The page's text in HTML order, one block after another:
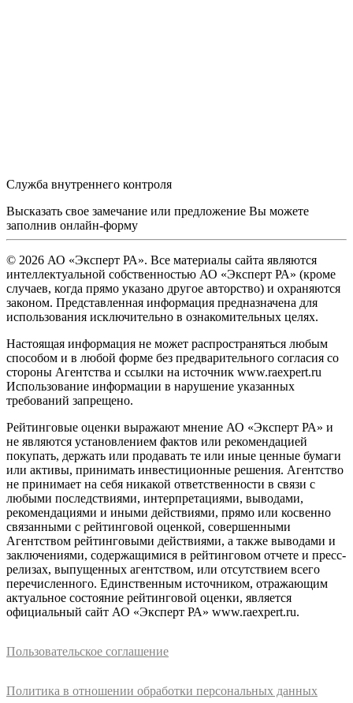
Служба внутреннего контроля
Высказать свое замечание или предложение Вы можете
заполнив онлайн-форму
© 2026 АО «Эксперт РА». Все материалы сайта являются
интеллектуальной собственностью АО «Эксперт РА» (кроме
случаев, когда прямо указано другое авторство) и охраняются
законом. Представленная информация предназначена для
использования исключительно в ознакомительных целях.
Настоящая информация не может распространяться любым
способом и в любой форме без предварительного согласия со
стороны Агентства и ссылки на источник www.raexpert.ru
Использование информации в нарушение указанных
требований запрещено.
Рейтинговые оценки выражают мнение АО «Эксперт РА» и
не являются установлением фактов или рекомендацией
покупать, держать или продавать те или иные ценные бумаги
или активы, принимать инвестиционные решения. Агентство
не принимает на себя никакой ответственности в связи с
любыми последствиями, интерпретациями, выводами,
рекомендациями и иными действиями, прямо или косвенно
связанными с рейтинговой оценкой, совершенными
Агентством рейтинговыми действиями, а также выводами и
заключениями, содержащимися в рейтинговом отчете и пресс-
релизах, выпущенных агентством, или отсутствием всего
перечисленного. Единственным источником, отражающим
актуальное состояние рейтинговой оценки, является
официальный сайт АО «Эксперт РА» www.raexpert.ru.
Пользовательское соглашение
Политика в отношении обработки персональных данных